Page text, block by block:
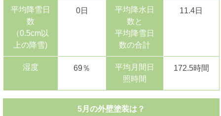
平均降雪日
数
（0.5cm以
上の降雪)
0日
平均降水日
数と
平均降雪日
数の合計
11.4日
湿度 69％
平均月間日
照時間
172.5時間
5月の外壁塗装は？